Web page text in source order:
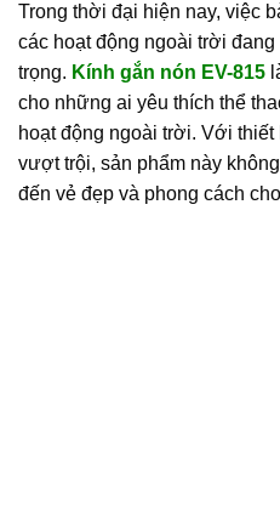
Trong thời đại hiện nay, việc
các hoạt động ngoài trời
trọng. Kính gắn nón EV-815
cho những ai yêu thích thể
hoạt động ngoài trời. Với
vượt trội, sản phẩm này
đến vẻ đẹp và phong cách